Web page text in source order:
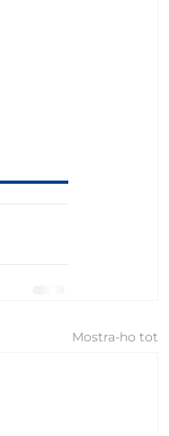
Mostra-ho tot